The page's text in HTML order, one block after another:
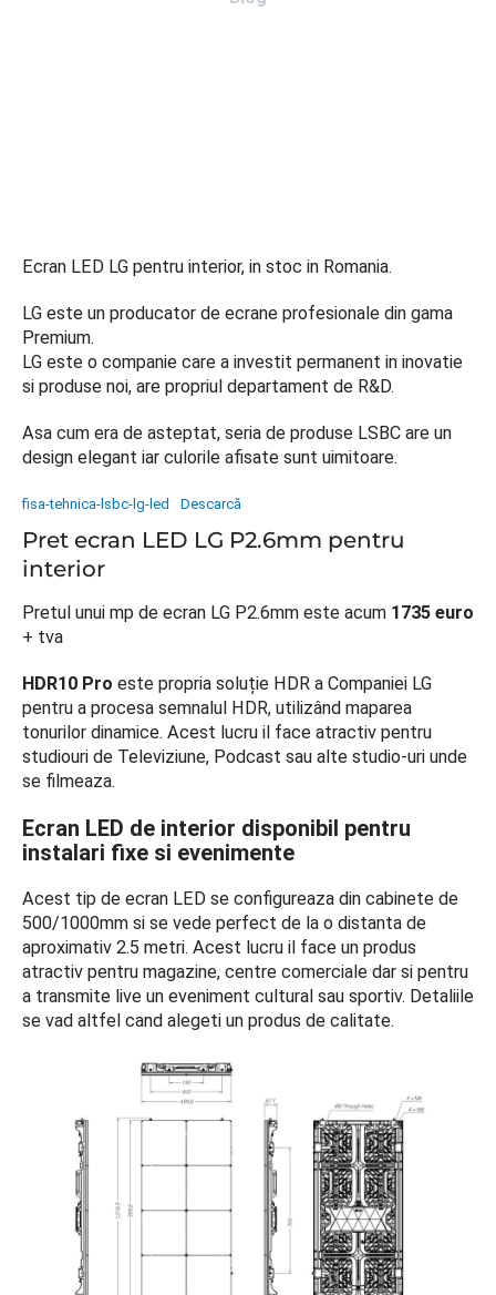
Ecran LED LG pentru interior, in stoc in Romania.
LG este un producator de ecrane profesionale din gama
Premium.
LG este o companie care a investit permanent in inovatie
si produse noi, are propriul departament de R&D.
Asa cum era de asteptat, seria de produse LSBC are un
design elegant iar culorile afisate sunt uimitoare.
fisa-tehnica-lsbc-lg-led Descarcă
Pret ecran LED LG P2.6mm pentru
interior
Pretul unui mp de ecran LG P2.6mm este acum 1735 euro
+ tva
HDR10 Pro este propria soluție HDR a Companiei LG
pentru a procesa semnalul HDR, utilizând maparea
tonurilor dinamice. Acest lucru il face atractiv pentru
studiouri de Televiziune, Podcast sau alte studio-uri unde
se filmeaza.
Ecran LED de interior disponibil pentru
instalari fixe si evenimente
Acest tip de ecran LED se configureaza din cabinete de
500/1000mm si se vede perfect de la o distanta de
aproximativ 2.5 metri. Acest lucru il face un produs
atractiv pentru magazine, centre comerciale dar si pentru
a transmite live un eveniment cultural sau sportiv. Detaliile
se vad altfel cand alegeti un produs de calitate.